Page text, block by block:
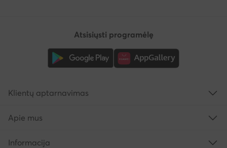
Atsisiųsti programėlę
Klientų aptarnavimas
Apie mus
Informacija